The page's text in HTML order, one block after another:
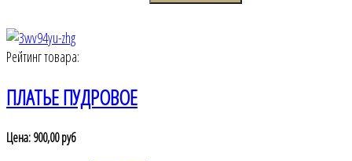
Рейтинг товара:
ПЛАТЬЕ ПУДРОВОЕ
Цена:900,00 руб